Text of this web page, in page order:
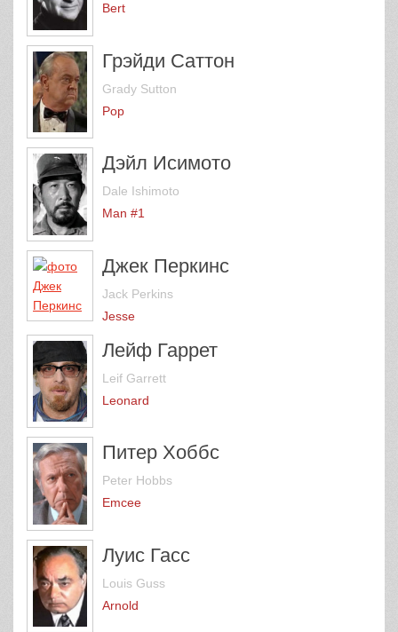
Bert
Грэйди Саттон
Grady Sutton
Pop
Дэйл Исимото
Dale Ishimoto
Man #1
Джек Перкинс
Jack Perkins
Jesse
Лейф Гаррет
Leif Garrett
Leonard
Питер Хоббс
Peter Hobbs
Emcee
Луис Гасс
Louis Guss
Arnold